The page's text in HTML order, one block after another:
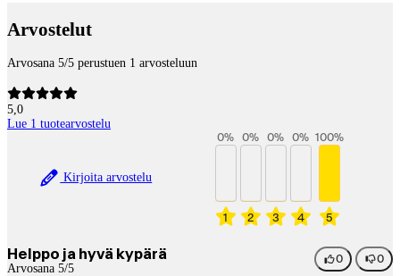
Arvostelut
Arvosana 5/5 perustuen 1 arvosteluun
5,0
Lue 1 tuotearvostelu
Kirjoita arvostelu
1
0%
2
0%
3
0%
4
0%
5
100%
Helppo ja hyvä kypärä
Arvosana 5/5
0 0